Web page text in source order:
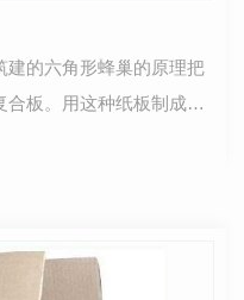
建的六角形蜂巢的原理把
板。用这种纸板制成的
度高。蜂窝纸芯因…